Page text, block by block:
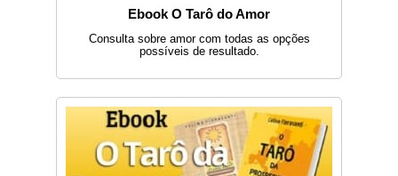
Ebook O Tarô do Amor
Consulta sobre amor com todas as opções
possíveis de resultado.